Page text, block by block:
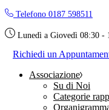
Skip
the
Telefono 0187 598511
Lunedì a Giovedì 08:30 -
Richiedi un
Associazione
Su di Noi
Categorie